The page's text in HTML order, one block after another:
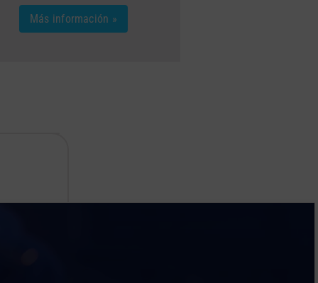
Más información »